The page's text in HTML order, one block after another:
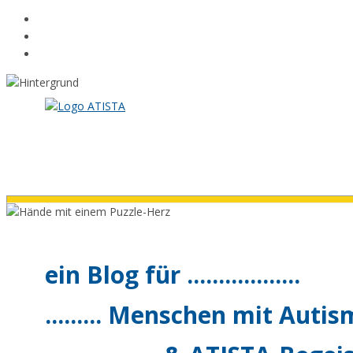
Zum
Inhalt
springen
ein Blog für ..................
......... Menschen mit